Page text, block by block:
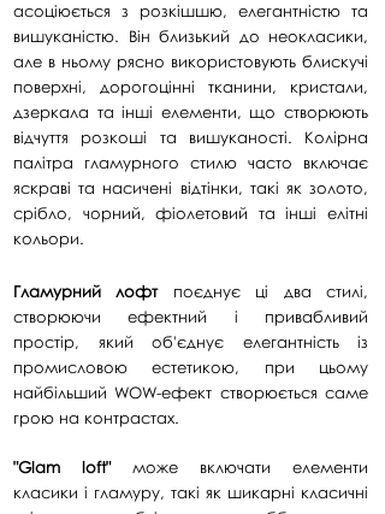
асоціюється з розкішшю, елегантністю та
вишуканістю. Він близький до неокласики,
але в ньому рясно використовують блискучі
поверхні, дорогоцінні тканини, кристали,
дзеркала та інші елементи, що створюють
відчуття розкоші та вишуканості. Колірна
палітра гламурного стилю часто включає
яскраві та насичені відтінки, такі як золото,
срібло, чорний, фіолетовий та інші елітні
кольори.
Гламурний лофт поєднує ці два стилі,
створюючи ефектний і привабливий
простір, який об'єднує елегантність із
промисловою естетикою, при цьому
найбільший WOW-ефект створюється саме
грою на контрастах.
"Glam loft"може включати елементи
класики і гламуру, такі як шикарні класичні